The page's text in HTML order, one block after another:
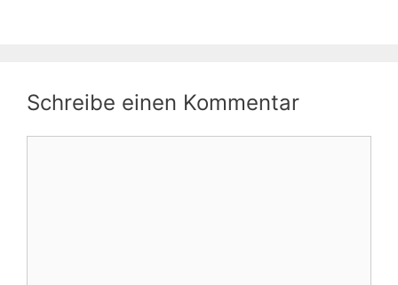
Schreibe einen Kommentar